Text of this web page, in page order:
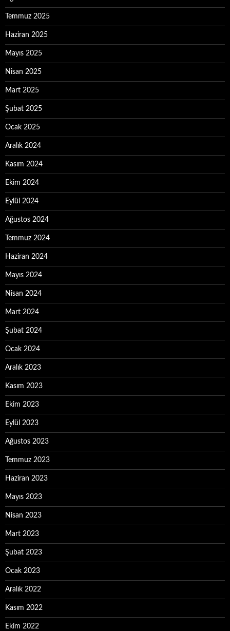
Temmuz 2025
Haziran 2025
Mayıs 2025
Nisan 2025
Mart 2025
Şubat 2025
Ocak 2025
Aralık 2024
Kasım 2024
Ekim 2024
Eylül 2024
Ağustos 2024
Temmuz 2024
Haziran 2024
Mayıs 2024
Nisan 2024
Mart 2024
Şubat 2024
Ocak 2024
Aralık 2023
Kasım 2023
Ekim 2023
Eylül 2023
Ağustos 2023
Temmuz 2023
Haziran 2023
Mayıs 2023
Nisan 2023
Mart 2023
Şubat 2023
Ocak 2023
Aralık 2022
Kasım 2022
Ekim 2022